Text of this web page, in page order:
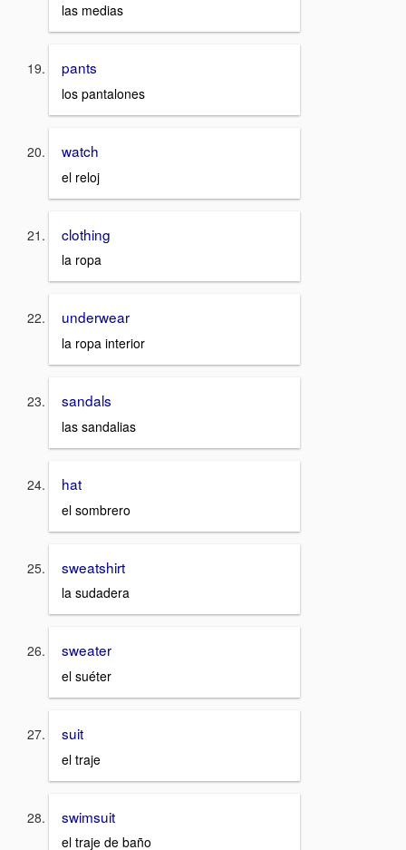
las medias
pants
los pantalones
watch
el reloj
clothing
la ropa
underwear
la ropa interior
sandals
las sandalias
hat
el sombrero
sweatshirt
la sudadera
sweater
el suéter
suit
el traje
swimsuit
el traje de baño